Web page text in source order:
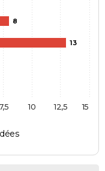
8
13
10 12,5 15